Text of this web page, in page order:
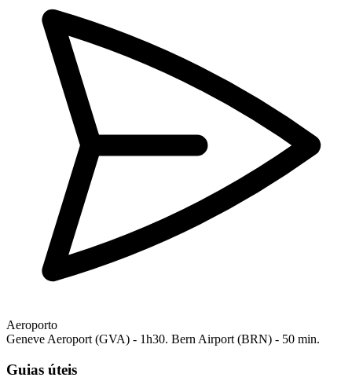
Aeroporto
Geneve Aeroport (GVA) - 1h30. Bern Airport (BRN) - 50 min.
Guias úteis